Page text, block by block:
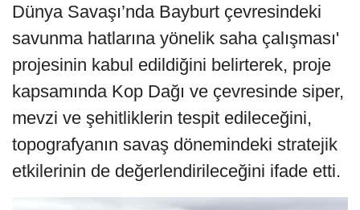
Dünya Savaşı’nda Bayburt çevresindeki
savunma hatlarına yönelik saha çalışması'
projesinin kabul edildiğini belirterek, proje
kapsamında Kop Dağı ve çevresinde siper,
mevzi ve şehitliklerin tespit edileceğini,
topografyanın savaş dönemindeki stratejik
etkilerinin de değerlendirileceğini ifade etti.